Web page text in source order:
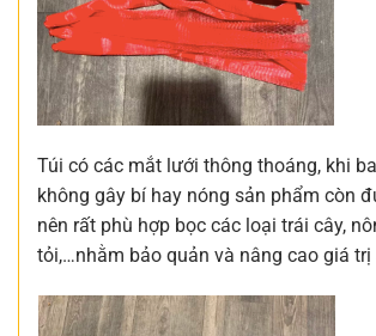
Túi có các mắt lưới thông thoáng, khi
không gây bí hay nóng sản phẩm còn
nên rất phù hợp bọc các loại trái cây,
tỏi,…nhằm bảo quản và nâng cao giá trị